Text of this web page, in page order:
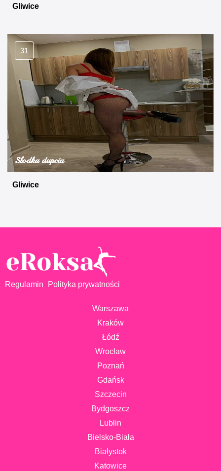
Gliwice
31
Słodka dupcia
Gliwice
Regulamin Polityka prywatności
Warszawa
Kraków
Łódź
Wrocław
Poznań
Gdańsk
Szczecin
Bydgoszcz
Lublin
Bielsko-Biała
Białystok
Katowice